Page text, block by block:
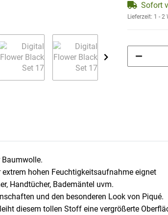
Sofort
Lieferzeit: 1 - 2
hohen Feuchtigkeitsaufnahme eignet
Handtücher, Bademäntel uvm.
und den besonderen Look von Piqué.
diesem tollen Stoff eine vergrößerte